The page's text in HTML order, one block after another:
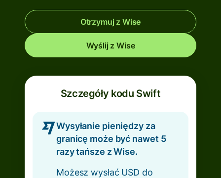
Otrzymuj z Wise
Wyślij z Wise
Szczegóły kodu Swift
Wysyłanie pieniędzy za
granicę może być nawet 5
razy tańsze z Wise.
Możesz wysłać USD do